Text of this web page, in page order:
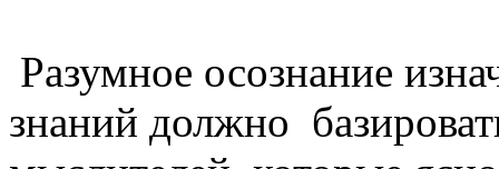
Разумное осознание
знаний должно